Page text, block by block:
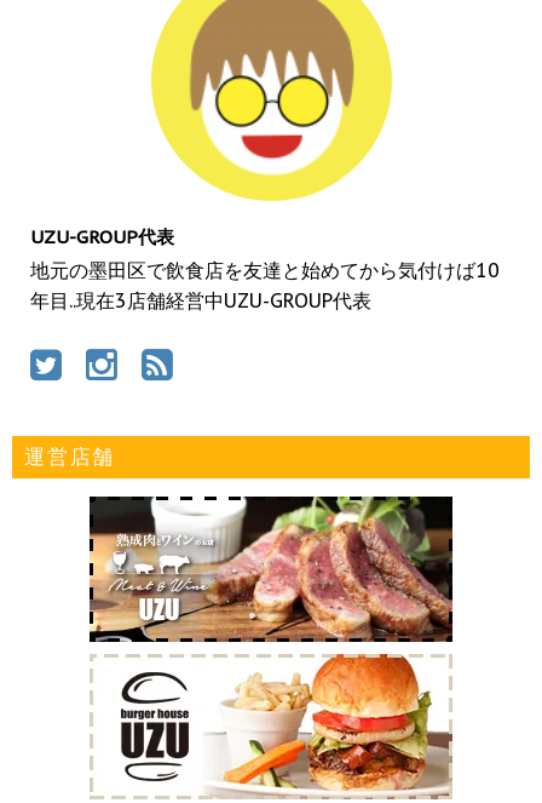
UZU-GROUP代表
地元の墨田区で飲食店を友達と始めてから気付けば10
年目..現在3店舗経営中UZU-GROUP代表
運営店舗